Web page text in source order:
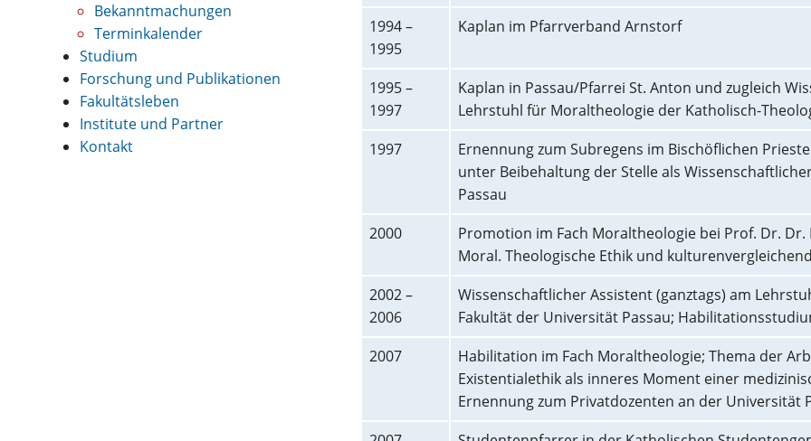
Bekanntmachungen
Terminkalender
Studium
Forschung und Publikationen
Fakultätsleben
Institute und Partner
Kontakt
1994 –
1995
Kaplan im Pfarrverband Arnstorf
1995 –
1997
Kaplan in Passau/Pfarrei St. Anton und zugleich
Lehrstuhl für Moraltheologie der Katholisch-
1997
Ernennung zum Subregens im Bischöflichen
unter Beibehaltung der Stelle als
Passau
2000
Promotion im Fach Moraltheologie bei Prof. Dr.
Moral. Theologische Ethik und
2002 –
2006
Wissenschaftlicher Assistent (ganztags) am
Fakultät der Universität Passau;
2007
Habilitation im Fach Moraltheologie; Thema der
Existentialethik als inneres Moment einer
Ernennung zum Privatdozenten an der Universität